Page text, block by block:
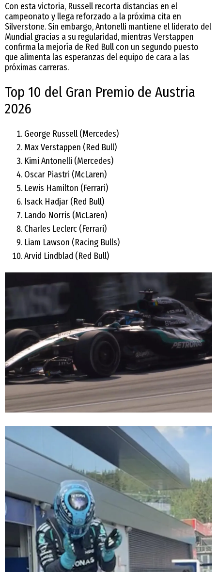
Con esta victoria, Russell recorta distancias en el
campeonato y llega reforzado a la próxima cita en
Silverstone. Sin embargo, Antonelli mantiene el liderato del
Mundial gracias a su regularidad, mientras Verstappen
confirma la mejoría de Red Bull con un segundo puesto
que alimenta las esperanzas del equipo de cara a las
próximas carreras.
Top 10 del Gran Premio de Austria
2026
George Russell (Mercedes)
Max Verstappen (Red Bull)
Kimi Antonelli (Mercedes)
Oscar Piastri (McLaren)
Lewis Hamilton (Ferrari)
Isack Hadjar (Red Bull)
Lando Norris (McLaren)
Charles Leclerc (Ferrari)
Liam Lawson (Racing Bulls)
Arvid Lindblad (Red Bull)